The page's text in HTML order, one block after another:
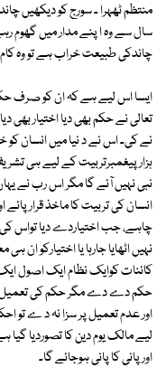
منتظم ٹھہرا ۔ سورج کو دیکھیں
سال سے وہ ا پنے مدار میں گھوم
چاندکی طبیعت خراب ہے تو وہ
ایسا اس لیے ہے کہ ان کو صرف حکم
تعالی نے حکم بھی دیا اختیار بھی
نے کی۔ اس نے د نیا میں انسان کو
ہزارپیغمبرتربیت کے لیے ہی
نبی نہیں آئے گا مگر اس رب نے
انسان کی تربیت کا ماخذ قرار پائے
چاہے، جب اختیاردے دیا تواس کی
نہیں اٹھایا جارہا یا اختیارکو
کائنات کوایک نظام ایک اصول
حکم دے دے مگر حکم کی تعمیل پر
اور عدم تعمیل پر سزا نہ د ے تو
لیے مالک یوم دین کا تصوردیا
اورپانی کا پانی ہوجائے گا۔